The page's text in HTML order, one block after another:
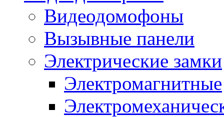
Видеодомофоны
Вызывные панели
Электрические замки
Электромагнитные